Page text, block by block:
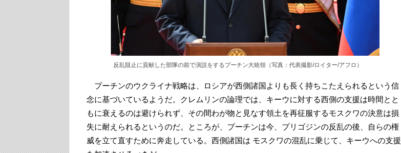
反乱阻止に貢献した部隊の前で演説をするプーチン大統領（写真：代表撮影/ロイター/アフロ）
プーチンのウクライナ戦略は、ロシアが西側諸国よりも長く持ちこたえられるという信
念に基づいているようだ。クレムリンの論理では、キーウに対する西側の支援は時間とと
もに衰えるのは避けられず、その間わが物と見なす領土を再征服するモスクワの決意は損
失に耐えられるというのだ。ところが、プーチンは今、プリゴジンの反乱の後、自らの権
威を立て直すために奔走している。西側諸国は モスクワの混乱に乗じて、キーウへの支援